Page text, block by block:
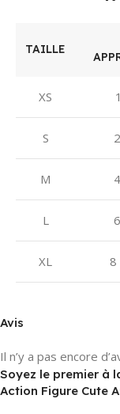
TAILLE
XS
S
M
L
XL 8
Avis
Il n’y a pas encore
Soyez le premier à
Action Figure Cute